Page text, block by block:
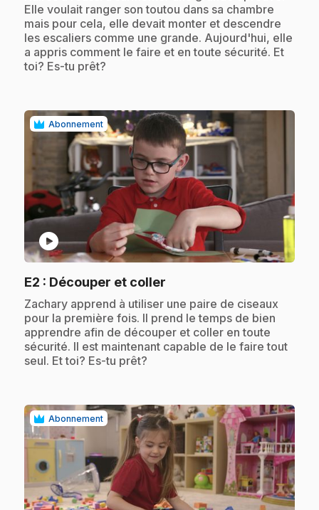
Elle voulait ranger son toutou dans sa chambre
mais pour cela, elle devait monter et descendre
les escaliers comme une grande. Aujourd'hui, elle
a appris comment le faire et en toute sécurité. Et
toi? Es-tu prêt?
Abonnement
play_circle
E2 : Découper et coller
.Zachary apprend à utiliser une paire de ciseaux
pour la première fois. Il prend le temps de bien
apprendre afin de découper et coller en toute
sécurité. Il est maintenant capable de le faire tout
seul. Et toi? Es-tu prêt?
Abonnement